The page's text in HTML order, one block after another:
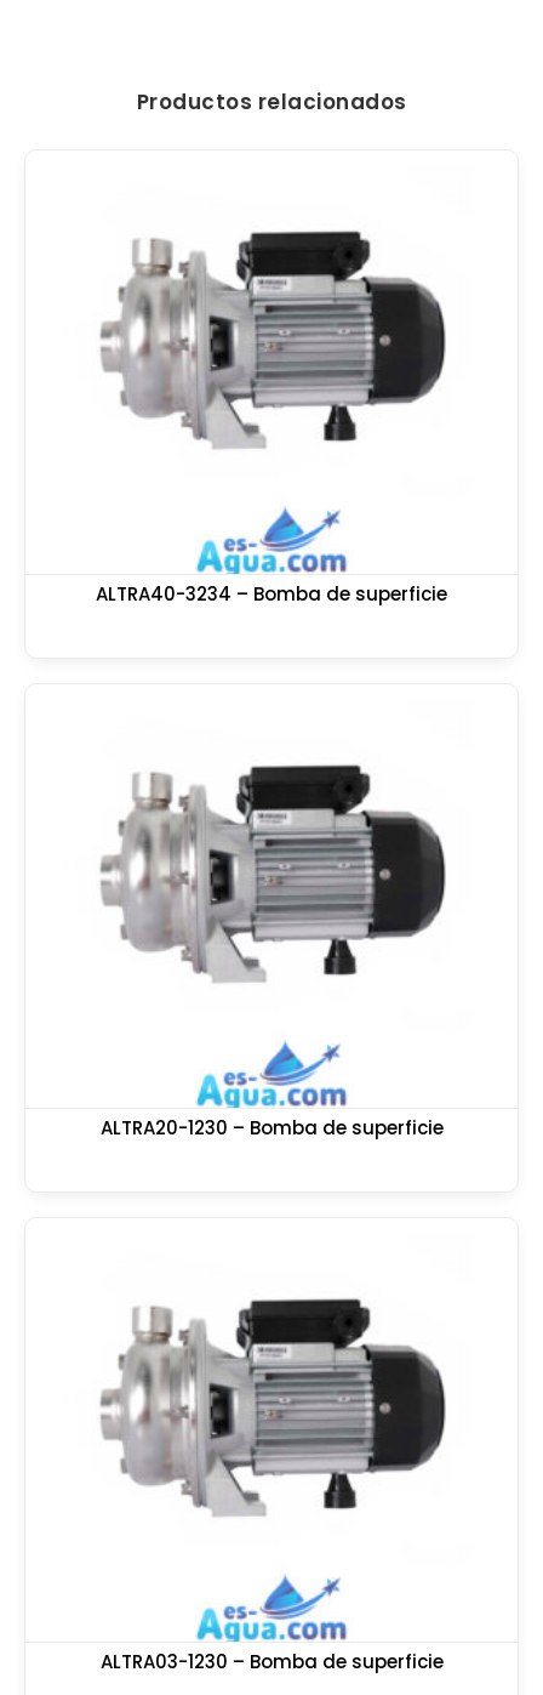
Productos relacionados
ALTRA40-3234 – Bomba de superficie
ALTRA20-1230 – Bomba de superficie
ALTRA03-1230 – Bomba de superficie